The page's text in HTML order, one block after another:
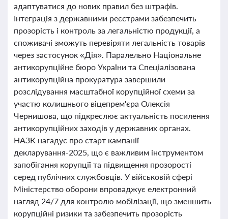
адаптуватися до нових правил без штрафів.
Інтеграція з державними реєстрами забезпечить
прозорість і контроль за легальністю продукції, а
споживачі зможуть перевіряти легальність товарів
через застосунок «Дія». Паралельно Національне
антикорупційне бюро України та Спеціалізована
антикорупційна прокуратура завершили
розслідування масштабної корупційної схеми за
участю колишнього віцепрем'єра Олексія
Чернишова, що підкреслює актуальність посилення
антикорупційних заходів у державних органах.
НАЗК нагадує про старт кампанії
декларування-2025, що є важливим інструментом
запобігання корупції та підвищення прозорості
серед публічних службовців. У військовій сфері
Міністерство оборони впроваджує електронний
нагляд 24/7 для контролю мобілізації, що зменшить
корупційні ризики та забезпечить прозорість